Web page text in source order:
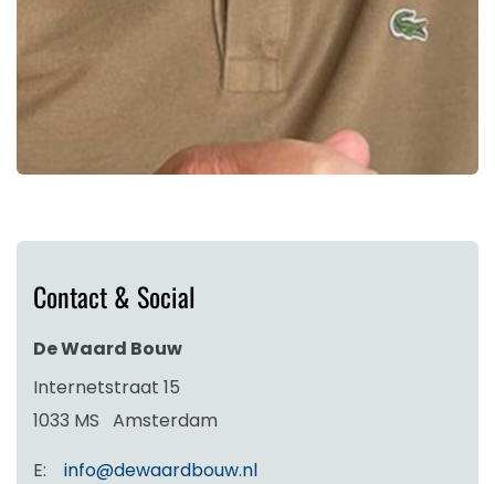
Contact & Social
De Waard Bouw
Internetstraat 15
1033 MS Amsterdam
E:
info@dewaardbouw.nl